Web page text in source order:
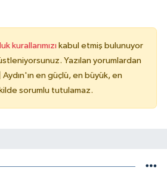
kurallarımızı kabul etmiş bulunuyor
Yazılan yorumlardan
en güçlü, en büyük, en
sorumlu tutulamaz.